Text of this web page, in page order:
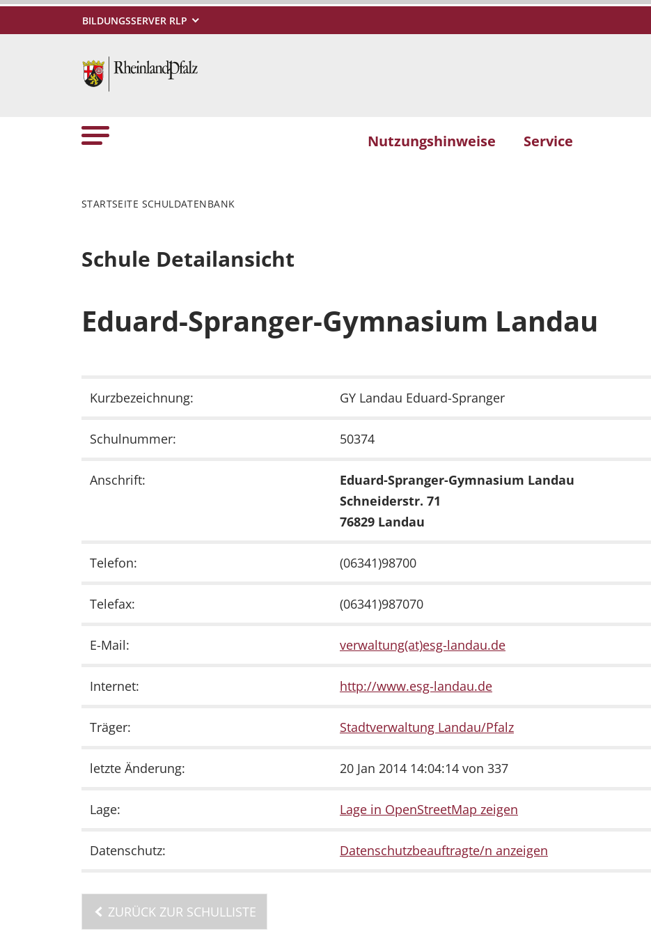
BILDUNGSSERVER RLP
Nutzungshinweise Service
STARTSEITE SCHULDATENBANK
Schule Detailansicht
Eduard-Spranger-Gymnasium Landau
Kurzbezeichnung: GY Landau Eduard-Spranger
Schulnummer: 50374
Anschrift:
Eduard-Spranger-Gymnasium Landau
Schneiderstr. 71
76829 Landau
Telefon: (06341)98700
Telefax: (06341)987070
E-Mail: verwaltung(at)esg-landau.de
Internet: http://www.esg-landau.de
Träger: Stadtverwaltung Landau/Pfalz
letzte Änderung: 20 Jan 2014 14:04:14 von 337
Lage: Lage in OpenStreetMap zeigen
Datenschutz: Datenschutzbeauftragte/n anzeigen
ZURÜCK ZUR SCHULLISTE